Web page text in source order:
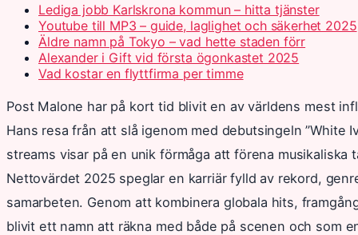
Lediga jobb Karlskrona kommun – hitta tjänster
Youtube till MP3 – guide, laglighet och säkerhet 2025
Äldre namn på Tokyo – vad hette staden förr
Alexander i Gift vid första ögonkastet 2025
Vad kostar en flyttfirma per timme
Post Malone har på kort tid blivit en av världens mest
Hans resa från att slå igenom med debutsingeln ”White
streams visar på en unik förmåga att förena musikaliska
Nettovärdet 2025 speglar en karriär fylld av rekord,
samarbeten. Genom att kombinera globala hits,
blivit ett namn att räkna med både på scenen och som